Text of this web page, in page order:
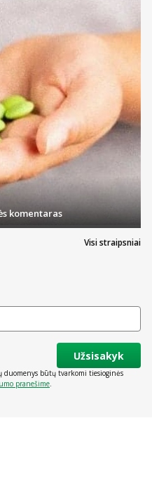
Visi straipsniai
komentaras
Užsisakyk
duomenys būtų tvarkomi tiesioginės
pranešime.